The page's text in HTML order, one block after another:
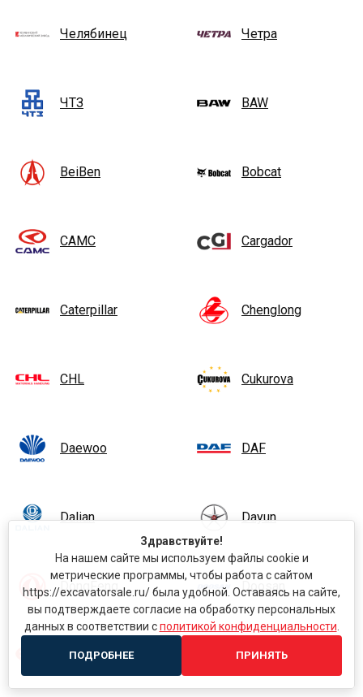
Челябинец Четра
ЧТЗ BAW
BeiBen Bobcat
CAMC Cargador
Caterpillar Chenglong
CHL Cukurova
Daewoo DAF
Dalian Dayun
DongFeng Doosan
EP Equipment FAW
Здравствуйте!
На нашем сайте мы используем файлы cookie и
метрические программы, чтобы работа с сайтом
https://excavatorsale.ru/ была удобной. Оставаясь на сайте,
вы подтверждаете согласие на обработку персональных
данных в соответствии сполитикой конфиденциальности
ПОДРОБНЕЕ ПРИНЯТЬ